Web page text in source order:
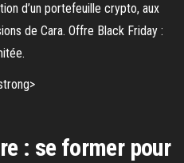
d’un portefeuille crypto, aux
de Cara. Offre Black Friday :
: se former pour